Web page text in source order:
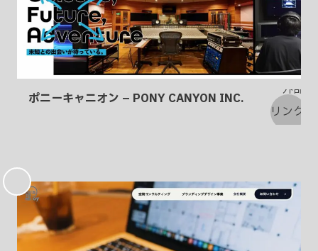
ポニーキャニオン – PONY CANYON INC.
気
入